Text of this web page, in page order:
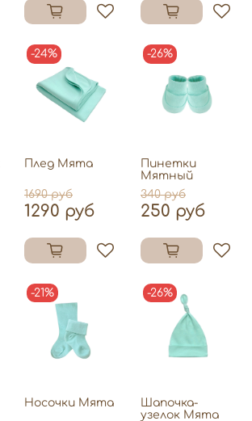
-24%
Плед Мята
1690 руб
1290 руб
-26%
Пинетки
Мятный
340 руб
250 руб
-21%
Носочки Мята
-26%
Шапочка-
узелок Мята